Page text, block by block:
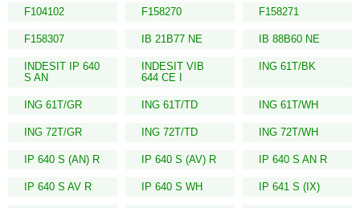
F104102 F158270 F158271
F158307 IB 21B77 NE IB 88B60 NE
INDESIT IP 640
S AN
INDESIT VIB
644 CE I
ING 61T/BK
ING 61T/GR ING 61T/TD ING 61T/WH
ING 72T/GR ING 72T/TD ING 72T/WH
IP 640 S (AN) R IP 640 S (AV) R IP 640 S AN R
IP 640 S AV R IP 640 S WH IP 641 S (IX)